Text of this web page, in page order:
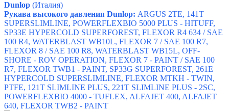
Dunlop (Италия)
Рукава высокого давления Dunlop: ARGUS 2TE, 141T
SUPERSLIMLINE, POWERFLEXBIO 5000 PLUS - HITUFF,
SP33E HYPERCOLD SUPERFOREST, FLEXOR R4 634 / SAE
100 R4, WATERBLAST WB10L, FLEXOR 7 / SAE 100 R7,
FLEXOR 8 / SAE 100 R8, WATERBLAST WB15L, OFF-
SHORE - ROV OPERATION, FLEXOR 7 - PAINT / SAE 100
R7, FLEXOR TWB1 - PAINT, SP33G SUPERFOREST, 261E
HYPERCOLD SUPERSLIMLINE, FLEXOR MTKH - TWIN,
PTFE, 121T SLIMLINE PLUS, 221T SLIMLINE PLUS - 2SC,
POWERFLEXBIO 4000 - TUFLEX, ALFAJET 400, ALFAJET
640, FLEXOR TWB2 - PAINT